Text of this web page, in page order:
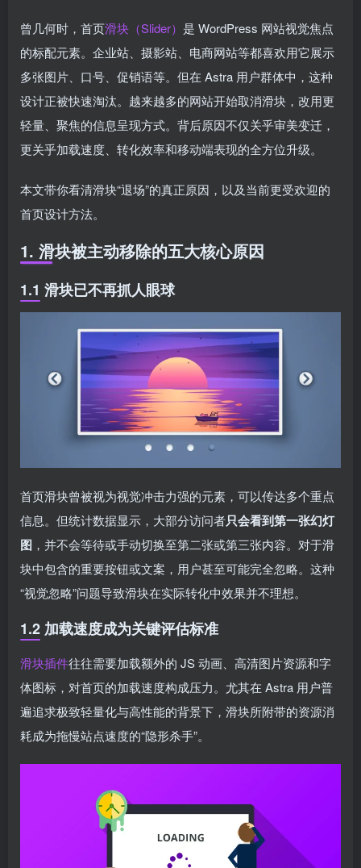
曾几何时，首页滑块（Slider） 是 WordPress 网站视觉焦点
的标配元素。企业站、摄影站、电商网站等都喜欢用它展示
多张图片、口号、促销语等。但在 Astra 用户群体中，这种
设计正被快速淘汰。越来越多的网站开始取消滑块，改用更
轻量、聚焦的信息呈现方式。背后原因不仅关乎审美变迁，
更关乎加载速度、转化效率和移动端表现的全方位升级。
本文带你看清滑块“退场”的真正原因，以及当前更受欢迎的
首页设计方法。
1. 滑块被主动移除的五大核心原因
1.1 滑块已不再抓人眼球
首页滑块曾被视为视觉冲击力强的元素，可以传达多个重点
信息。但统计数据显示，大部分访问者只会看到第一张幻灯
图 ，并不会等待或手动切换至第二张或第三张内容。对于滑
块中包含的重要按钮或文案，用户甚至可能完全忽略。这种
“视觉忽略”问题导致滑块在实际转化中效果并不理想。
1.2 加载速度成为关键评估标准
滑块插件往往需要加载额外的 JS 动画、高清图片资源和字
体图标，对首页的加载速度构成压力。尤其在 Astra 用户普
遍追求极致轻量化与高性能的背景下，滑块所附带的资源消
耗成为拖慢站点速度的“隐形杀手”。